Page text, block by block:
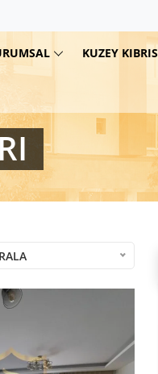
KUZEY KIBRIS